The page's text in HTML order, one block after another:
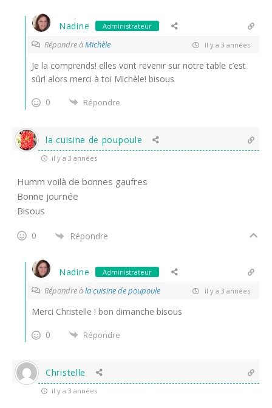
Nadine Administrateur
Répondre àMichèle il y a 3 années
Je la comprends! elles vont revenir sur notre table c’est
sûr! alors merci à toi Michèle! bisous
0
Répondre
la cuisine de poupoule
il y a 3 années
Humm voilà de bonnes gaufres
Bonne journée
Bisous
0 Répondre
Nadine Administrateur
Répondre àla cuisine de poupoule il y a 3 années
Merci Christelle ! bon dimanche bisous
0
Répondre
Christelle
il y a 3 années